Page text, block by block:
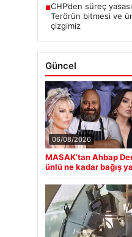
■CHP’den süreç
Terörün bitmesi ve
çizgimiz
Güncel
06/08/2026
MASAK’tan Ahbap
ünlü ne kadar bağış